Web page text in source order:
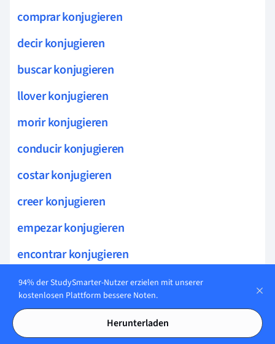
comprar konjugieren
decir konjugieren
buscar konjugieren
llover konjugieren
morir konjugieren
conducir konjugieren
costar konjugieren
creer konjugieren
empezar konjugieren
encontrar konjugieren
entender konjugieren
escuchar konjugieren
esperar konjugieren
94% der StudySmarter-Nutzer erzielen mit unserer
kostenlosen Plattform bessere Noten.
Herunterladen